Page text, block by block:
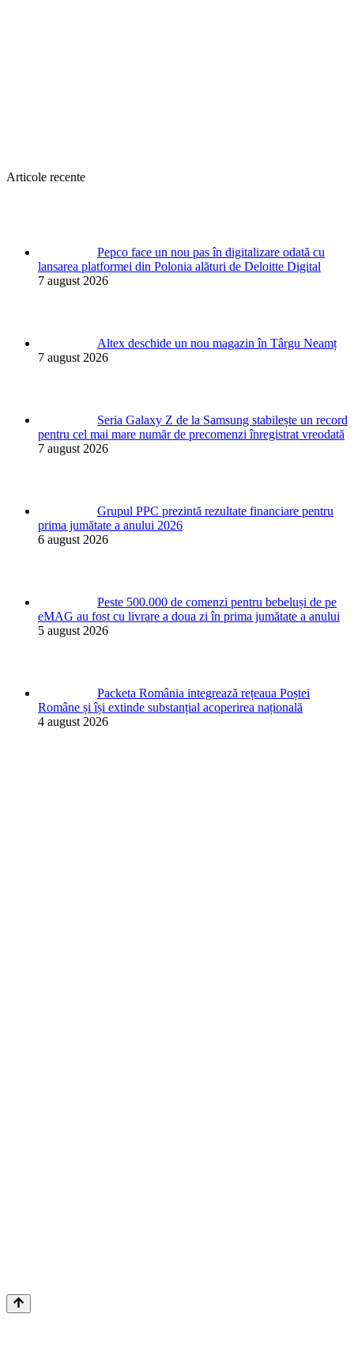
Articole recente
Pepco face un nou pas în digitalizare odată cu
lansarea platformei din Polonia alături de Deloitte Digital
7 august 2026
Altex deschide un nou magazin în Târgu Neamț
7 august 2026
Seria Galaxy Z de la Samsung stabilește un record
pentru cel mai mare număr de precomenzi înregistrat vreodată
7 august 2026
Grupul PPC prezintă rezultate financiare pentru
prima jumătate a anului 2026
6 august 2026
Peste 500.000 de comenzi pentru bebeluși de pe
eMAG au fost cu livrare a doua zi în prima jumătate a anului
5 august 2026
Packeta România integrează rețeaua Poștei
Române și își extinde substanțial acoperirea națională
4 august 2026